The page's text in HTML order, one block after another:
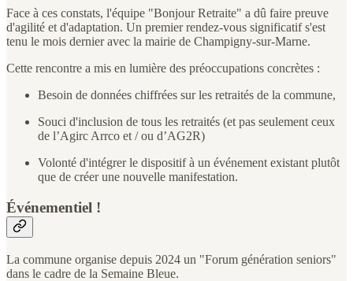
Face à ces constats, l'équipe "Bonjour Retraite" a dû faire preuve
d'agilité et d'adaptation. Un premier rendez-vous significatif s'est
tenu le mois dernier avec la mairie de Champigny-sur-Marne.
Cette rencontre a mis en lumière des préoccupations concrètes :
Besoin de données chiffrées sur les retraités de la commune,
Souci d'inclusion de tous les retraités (et pas seulement ceux
de l’Agirc Arrco et / ou d’AG2R)
Volonté d'intégrer le dispositif à un événement existant plutôt
que de créer une nouvelle manifestation.
Événementiel !
La commune organise depuis 2024 un "Forum génération seniors"
dans le cadre de la Semaine Bleue.